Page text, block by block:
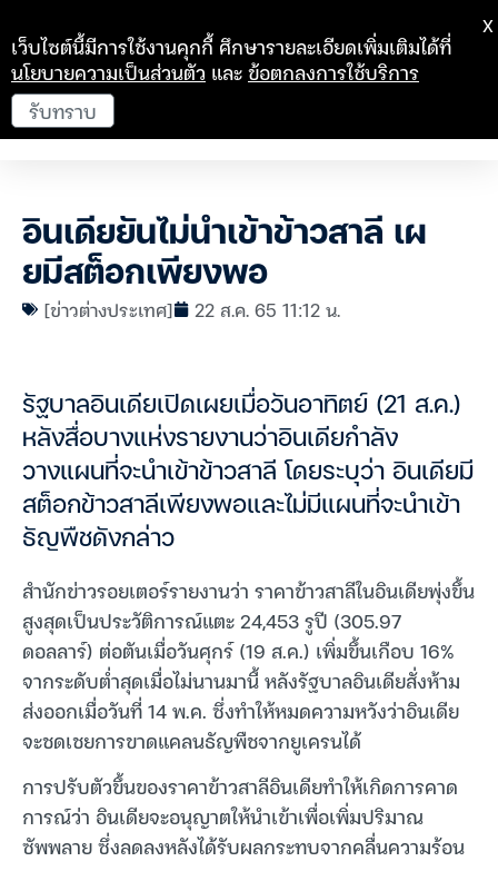
อินเดียยันไม่นำเข้าข้าวสาลี เผ
ยมีสต็อกเพียงพอ
[ข่าวต่างประเทศ] 22 ส.ค. 65 11:12 น.
รัฐบาลอินเดียเปิดเผยเมื่อวันอาทิตย์ (21 ส.ค.)
หลังสื่อบางแห่งรายงานว่าอินเดียกำลัง
วางแผนที่จะนำเข้าข้าวสาลี โดยระบุว่า อินเดียมี
สต็อกข้าวสาลีเพียงพอและไม่มีแผนที่จะนำเข้า
ธัญพืชดังกล่าว
สำนักข่าวรอยเตอร์รายงานว่า ราคาข้าวสาลีในอินเดียพุ่งขึ้น
สูงสุดเป็นประวัติการณ์แตะ 24,453 รูปี (305.97
ดอลลาร์) ต่อตันเมื่อวันศุกร์ (19 ส.ค.) เพิ่มขึ้นเกือบ 16%
จากระดับต่ำสุดเมื่อไม่นานมานี้ หลังรัฐบาลอินเดียสั่งห้าม
ส่งออกเมื่อวันที่ 14 พ.ค. ซึ่งทำให้หมดความหวังว่าอินเดีย
จะชดเชยการขาดแคลนธัญพืชจากยูเครนได้
การปรับตัวขึ้นของราคาข้าวสาลีอินเดียทำให้เกิดการคาด
การณ์ว่า อินเดียจะอนุญาตให้นำเข้าเพื่อเพิ่มปริมาณ
ซัพพลาย ซึ่งลดลงหลังได้รับผลกระทบจากคลื่นความร้อน
เว็บไซต์นี้มีการใช้งานคุกกี้ ศึกษารายละเอียดเพิ่มเติมได้ที่
นโยบายความเป็นส่วนตัว และข้อตกลงการใช้บริการ
รับทราบ
X